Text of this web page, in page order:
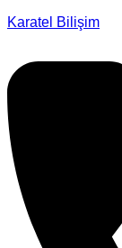
Karatel Bilişim